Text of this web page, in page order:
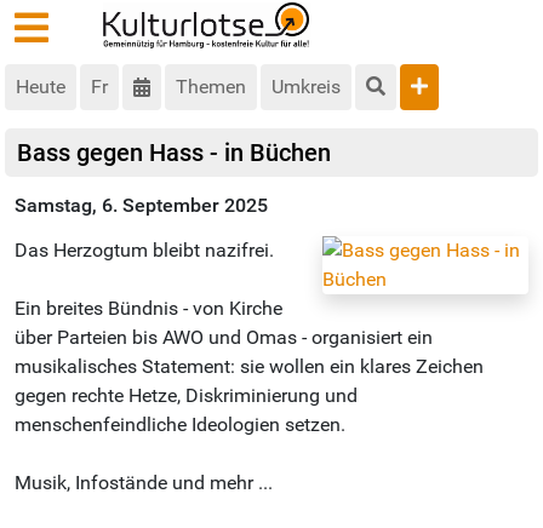
Heute Fr Themen Umkreis
Bass gegen Hass - in Büchen
Samstag, 6. September 2025
Das Herzogtum bleibt nazifrei.
Ein breites Bündnis - von Kirche
über Parteien bis AWO und Omas - organisiert ein
musikalisches Statement: sie wollen ein klares Zeichen
gegen rechte Hetze, Diskriminierung und
menschenfeindliche Ideologien setzen.
Musik, Infostände und mehr ...